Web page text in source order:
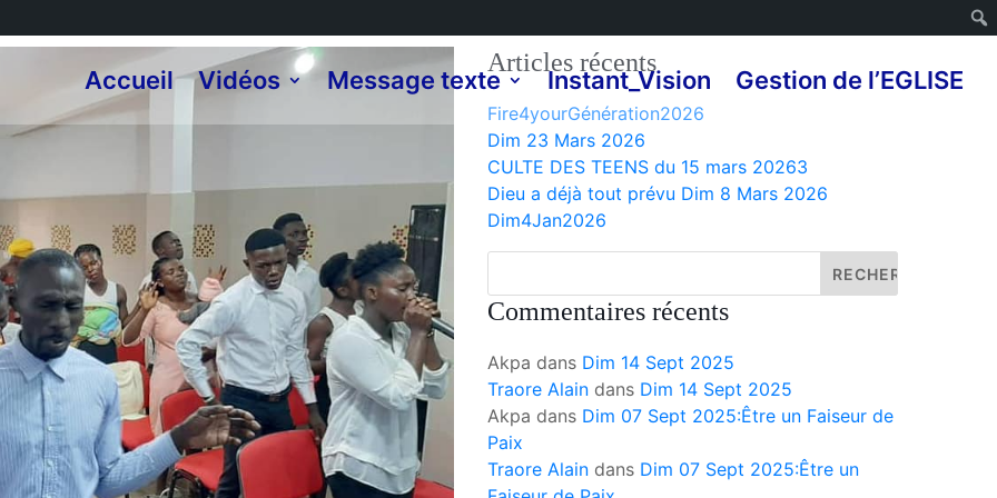
Accueil Vidéos Message texte Instant_Vision Gestion de l’EGLISE
Articles récents
Fire4yourGénération2026
Dim 23 Mars 2026
CULTE DES TEENS du 15 mars 20263
Dieu a déjà tout prévu Dim 8 Mars 2026
Dim4Jan2026
Commentaires récents
Akpa dans Dim 14 Sept 2025
Traore Alain dans Dim 14 Sept 2025
Akpa dans Dim 07 Sept 2025:Être un Faiseur de
Paix
Traore Alain dans Dim 07 Sept 2025:Être un